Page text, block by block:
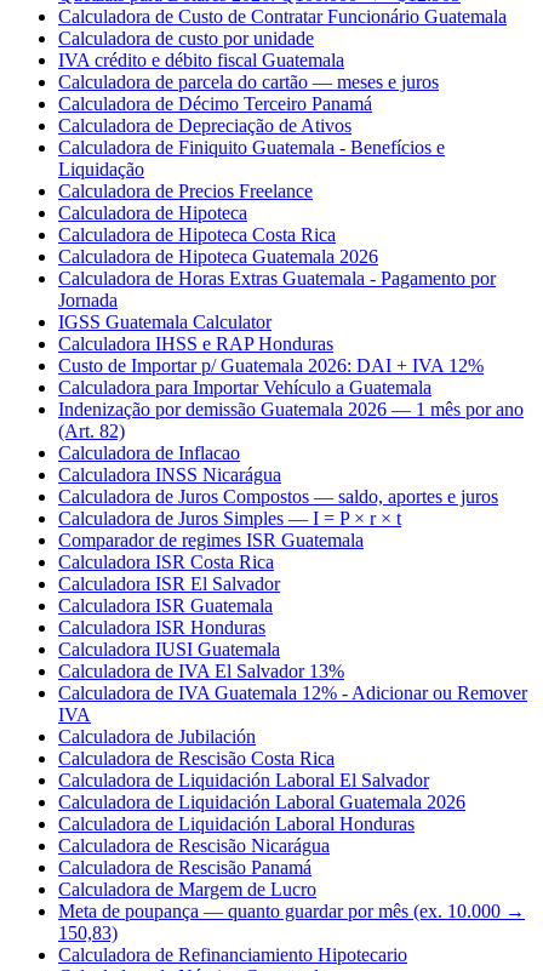
Calculadora de Custo de Contratar Funcionário Guatemala
Calculadora de custo por unidade
IVA crédito e débito fiscal Guatemala
Calculadora de parcela do cartão — meses e juros
Calculadora de Décimo Terceiro Panamá
Calculadora de Depreciação de Ativos
Calculadora de Finiquito Guatemala - Benefícios e
Liquidação
Calculadora de Precios Freelance
Calculadora de Hipoteca
Calculadora de Hipoteca Costa Rica
Calculadora de Hipoteca Guatemala 2026
Calculadora de Horas Extras Guatemala - Pagamento por
Jornada
IGSS Guatemala Calculator
Calculadora IHSS e RAP Honduras
Custo de Importar p/ Guatemala 2026: DAI + IVA 12%
Calculadora para Importar Vehículo a Guatemala
Indenização por demissão Guatemala 2026 — 1 mês por ano
(Art. 82)
Calculadora de Inflacao
Calculadora INSS Nicarágua
Calculadora de Juros Compostos — saldo, aportes e juros
Calculadora de Juros Simples — I = P × r × t
Comparador de regimes ISR Guatemala
Calculadora ISR Costa Rica
Calculadora ISR El Salvador
Calculadora ISR Guatemala
Calculadora ISR Honduras
Calculadora IUSI Guatemala
Calculadora de IVA El Salvador 13%
Calculadora de IVA Guatemala 12% - Adicionar ou Remover
IVA
Calculadora de Jubilación
Calculadora de Rescisão Costa Rica
Calculadora de Liquidación Laboral El Salvador
Calculadora de Liquidación Laboral Guatemala 2026
Calculadora de Liquidación Laboral Honduras
Calculadora de Rescisão Nicarágua
Calculadora de Rescisão Panamá
Calculadora de Margem de Lucro
Meta de poupança — quanto guardar por mês (ex. 10.000 →
150,83)
Calculadora de Refinanciamiento Hipotecario